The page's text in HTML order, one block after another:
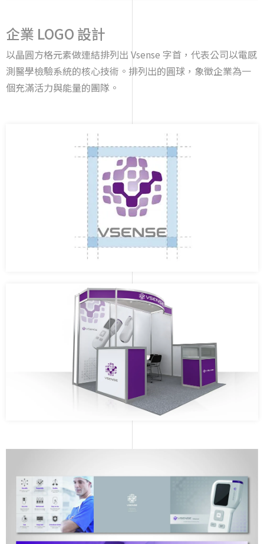
企業 LOGO 設計
以晶圓方格元素做連結排列出 Vsense 字首，代表公司以電感
測醫學檢驗系統的核心技術。排列出的圓球，象徵企業為一
個充滿活力與能量的團隊。